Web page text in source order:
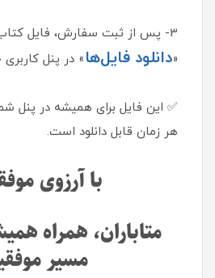
3- پس از ثبت سفارش، فایل
«دانلود فایل‌ها» در پنل
✅ این فایل برای همیشه در پنل
هر زمان قابل دانلود است.
با آرزوی
متاباران، همراه
مسیر